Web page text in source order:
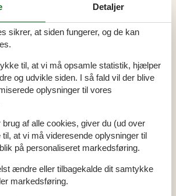
4
streaming
5
8
Detaljer
sikrer, at siden fungerer, og de kan
til, at vi må opsamle statistik, hjælper
og udvikle siden. I så fald vil der blive
oplysninger til vores
af alle cookies, giver du (ud over
at vi må videresende oplysninger til
på personaliseret markedsføring.
ændre eller tilbagekalde dit samtykke
markedsføring.